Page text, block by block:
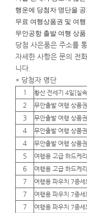
행운에 당첨자 명단을
무료 여행상품권 및 여
무안공항 출발 여행 상
당첨 사은품은 주소를
자세한 사항은 문의 전
니다.
* 당첨자 명단
1 황산 전세기 4일[실
2
무안출발 여행 상품
3
무안출발 여행 상품
4
무안출발 여행 상품
4
무안출발 여행 상품
5
여행용 고급 하드케
6
여행용 고급 하드케
7
여행용 파우치 7종세
7
여행용 파우치 7종세
7
여행용 파우치 7종세